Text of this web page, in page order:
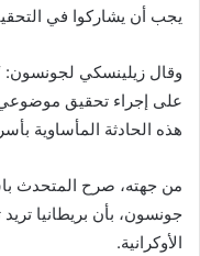
يجب أن يشاركوا في
وقال زيلينسكي لجونسون:
على إجراء تحقيق
هذه الحادثة المأساوية
من جهته، صرح المتحدث
جونسون، بأن بريطانيا
الأوكرانية.